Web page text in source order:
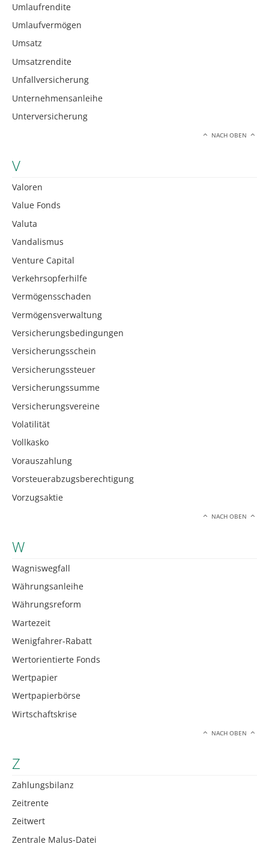
Umlaufrendite
Umlaufvermögen
Umsatz
Umsatzrendite
Unfallversicherung
Unternehmensanleihe
Unterversicherung
NACH OBEN
V
Valoren
Value Fonds
Valuta
Vandalismus
Venture Capital
Verkehrsopferhilfe
Vermögensschaden
Vermögensverwaltung
Versicherungsbedingungen
Versicherungsschein
Versicherungssteuer
Versicherungssumme
Versicherungsvereine
Volatilität
Vollkasko
Vorauszahlung
Vorsteuerabzugsberechtigung
Vorzugsaktie
NACH OBEN
W
Wagniswegfall
Währungsanleihe
Währungsreform
Wartezeit
Wenigfahrer-Rabatt
Wertorientierte Fonds
Wertpapier
Wertpapierbörse
Wirtschaftskrise
NACH OBEN
Z
Zahlungsbilanz
Zeitrente
Zeitwert
Zentrale Malus-Datei